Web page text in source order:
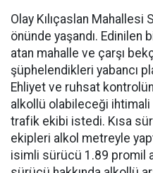
Olay Kılıçaslan
önünde yaşandı. Edinilen
atan mahalle ve çarşı
şüphelendikleri yabancı
Ehliyet ve ruhsat
alkollü olabileceği
trafik ekibi istedi. Kısa
ekipleri alkol metreyle
isimli sürücü 1.89 promil